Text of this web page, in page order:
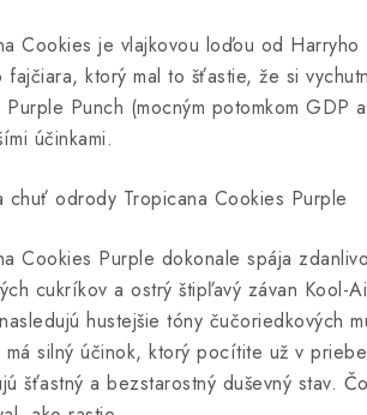
Cookies je vlajkovou loďou od
fajčiara, ktorý mal to šťastie, že si
Punch (mocným potomkom GDP
účinkami.
chuť odrody Tropicana Cookies Purple
Cookies Purple dokonale spája
cukríkov a ostrý štipľavý závan
hustejšie tóny čučoriedkových
silný účinok, ktorý pocítite už v
šťastný a bezstarostný duševný stav.